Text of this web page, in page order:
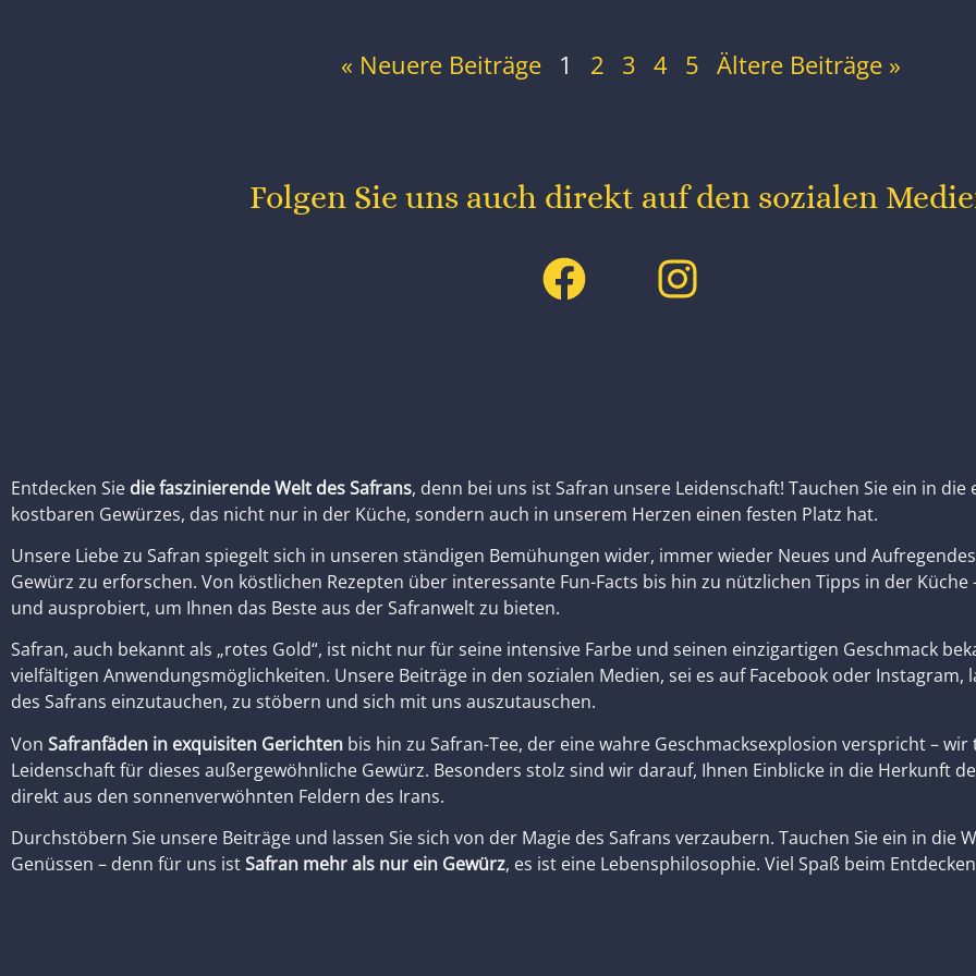
« Neuere Beiträge 1 2 3 4 5 Ältere Beiträge »
Folgen Sie uns auch direkt auf den sozialen
Entdecken Sie die faszinierende Welt des Safrans, denn bei uns ist Safran unsere Leidenschaft! Tauchen Sie ein in
kostbaren Gewürzes, das nicht nur in der Küche, sondern auch in unserem Herzen einen festen Platz hat.
Unsere Liebe zu Safran spiegelt sich in unseren ständigen Bemühungen wider, immer wieder Neues und
Gewürz zu erforschen. Von köstlichen Rezepten über interessante Fun-Facts bis hin zu nützlichen Tipps in der
und ausprobiert, um Ihnen das Beste aus der Safranwelt zu bieten.
Safran, auch bekannt als „rotes Gold“, ist nicht nur für seine intensive Farbe und seinen einzigartigen Geschmack
vielfältigen Anwendungsmöglichkeiten. Unsere Beiträge in den sozialen Medien, sei es auf Facebook oder Instagram,
des Safrans einzutauchen, zu stöbern und sich mit uns auszutauschen.
Von Safranfäden in exquisiten Gerichten bis hin zu Safran-Tee, der eine wahre Geschmacksexplosion verspricht –
Leidenschaft für dieses außergewöhnliche Gewürz. Besonders stolz sind wir darauf, Ihnen Einblicke in die Herkunft
direkt aus den sonnenverwöhnten Feldern des Irans.
Durchstöbern Sie unsere Beiträge und lassen Sie sich von der Magie des Safrans verzaubern. Tauchen Sie ein in die
Genüssen – denn für uns istSafran mehr als nur ein Gewürz, es ist eine Lebensphilosophie. Viel Spaß beim